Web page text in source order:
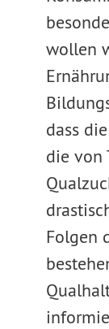
wollen
dass
die von
Folgen